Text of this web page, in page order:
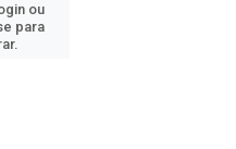
ou
para